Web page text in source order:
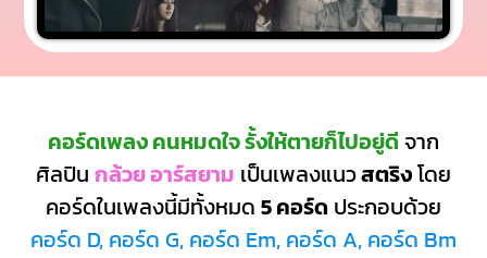
คอร์ดเพลง คนหมดใจ รั้งให้ตายก็ไปอยู่ดี จาก
ศิลปิน กล้วย อาร์สยาม เป็นเพลงแนวสตริงโดย
คอร์ดในเพลงนี้มีทั้งหมด 5 คอร์ด ประกอบด้วย
คอร์ด D, คอร์ด G, คอร์ด Em, คอร์ด A, คอร์ด Bm